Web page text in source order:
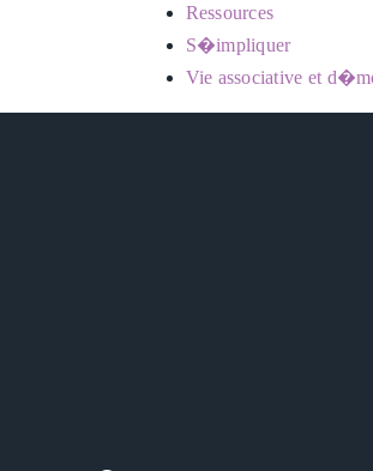
Ressources
S�impliquer
Vie associative et